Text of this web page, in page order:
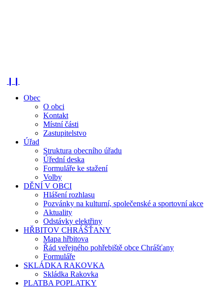
Obec
O obci
Kontakt
Místní části
Zastupitelstvo
Úřad
Struktura obecního úřadu
Úřední deska
Formuláře ke stažení
Volby
DĚNÍ V OBCI
Hlášení rozhlasu
Pozvánky na kulturní, společenské a sportovní akce
Aktuality
Odstávky elektřiny
HŘBITOV CHRÁŠŤANY
Mapa hřbitova
Řád veřejného pohřebiště obce Chrášťany
Formuláře
SKLÁDKA RAKOVKA
Skládka Rakovka
PLATBA POPLATKY